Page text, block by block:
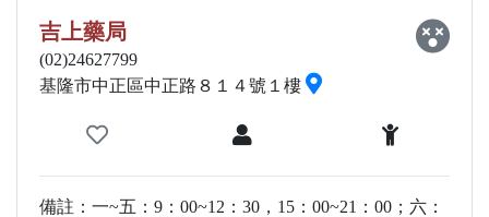
吉上藥局
(02)24627799
基隆市中正區中正路８１４號１樓
備註：一~五：9：00~12：30，15：00~21：00；六：